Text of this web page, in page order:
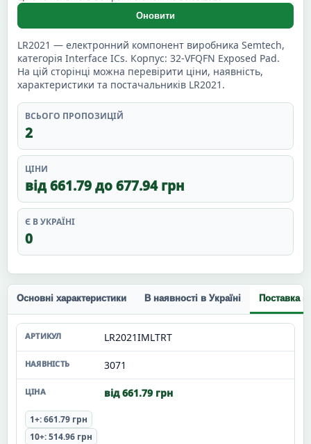
Оновити
LR2021 — електронний компонент виробника Semtech,
категорія Interface ICs. Корпус: 32-VFQFN Exposed Pad.
На цій сторінці можна перевірити ціни, наявність,
характеристики та постачальників LR2021.
ВСЬОГО ПРОПОЗИЦІЙ
2
ЦІНИ
від 661.79 до 677.94 грн
Є В УКРАЇНІ
0
Основні характеристики В наявності в Україні Поставка
LR2021IMLTRT
3071
від 661.79 грн
1+: 661.79 грн
10+: 514.96 грн